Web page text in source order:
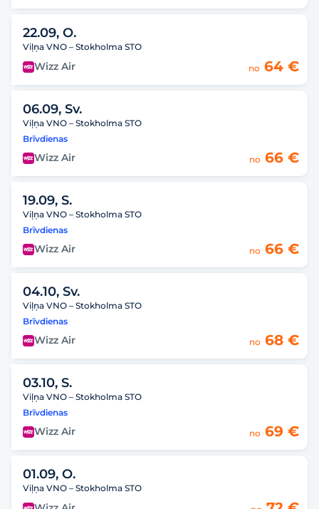
22.09, O.
Viļņa VNO – Stokholma STO
Wizz Air no 64 €
06.09, Sv.
Viļņa VNO – Stokholma STO
Brīvdienas
Wizz Air no 66 €
19.09, S.
Viļņa VNO – Stokholma STO
Brīvdienas
Wizz Air no 66 €
04.10, Sv.
Viļņa VNO – Stokholma STO
Brīvdienas
Wizz Air no 68 €
03.10, S.
Viļņa VNO – Stokholma STO
Brīvdienas
Wizz Air no 69 €
01.09, O.
Viļņa VNO – Stokholma STO